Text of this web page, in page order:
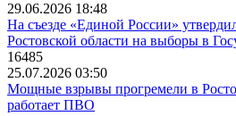
29.06.2026 18:48
На съезде «Единой России»
Ростовской области на выборы в
16485
25.07.2026 03:50
Мощные взрывы прогремели в
работает ПВО